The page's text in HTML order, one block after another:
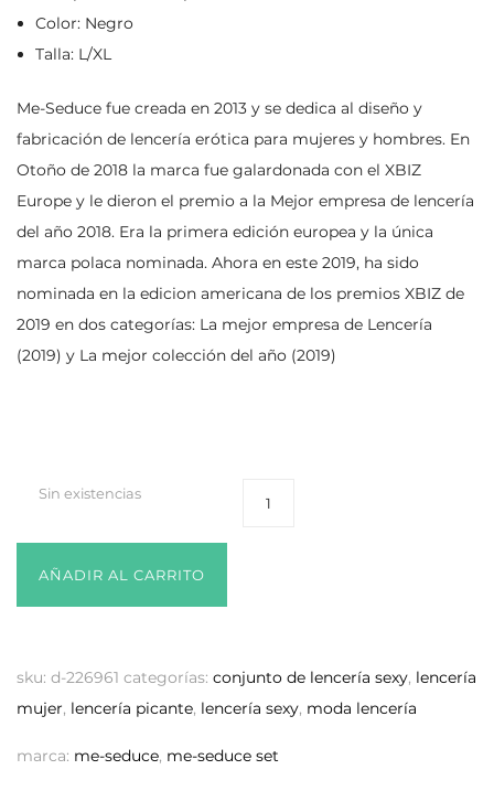
Color: Negro
Talla: L/XL
Me-Seduce fue creada en 2013 y se dedica al diseño y
fabricación de lencería erótica para mujeres y hombres. En
Otoño de 2018 la marca fue galardonada con el XBIZ
Europe y le dieron el premio a la Mejor empresa de lencería
del año 2018. Era la primera edición europea y la única
marca polaca nominada. Ahora en este 2019, ha sido
nominada en la edicion americana de los premios XBIZ de
2019 en dos categorías: La mejor empresa de Lencería
(2019) y La mejor colección del año (2019)
Sin existencias
AÑADIR AL CARRITO
sku: d-226961 categorías: conjunto de lencería sexy, lencería
mujer, lencería picante, lencería sexy, moda lencería
marca: me-seduce, me-seduce set